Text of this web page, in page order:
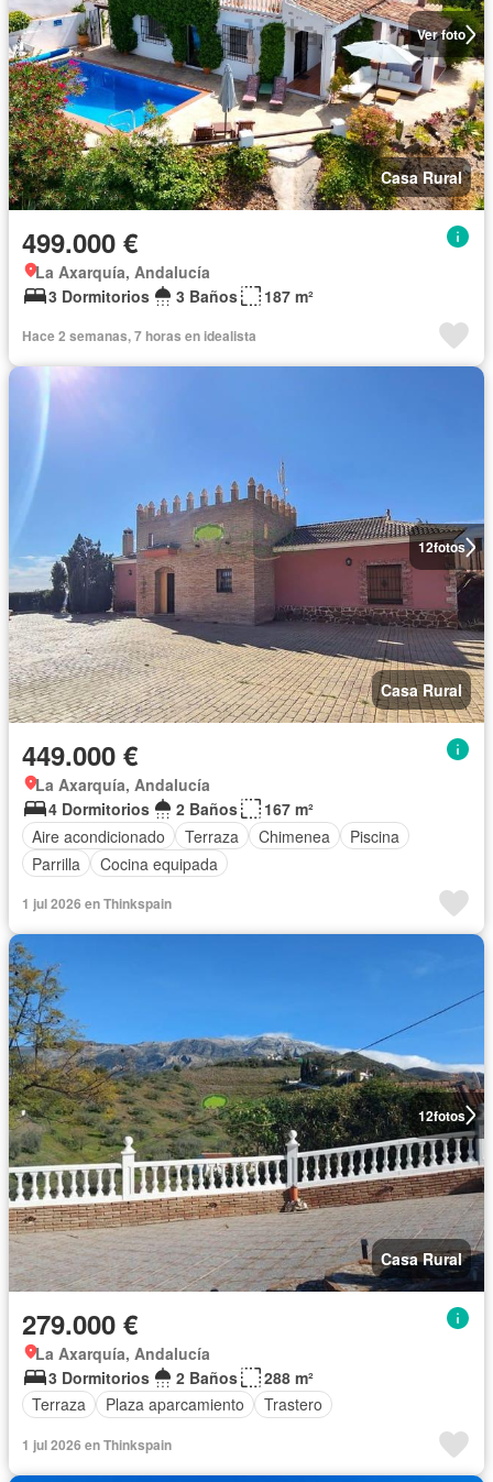
Ver foto
Casa Rural
499.000 €
La Axarquía, Andalucía
3 Dormitorios
3 Baños 187 m²
Hace 2 semanas, 7 horas en idealista
12fotos
Casa Rural
449.000 €
La Axarquía, Andalucía
4 Dormitorios
2 Baños
167 m²
Aire acondicionado
Terraza Chimenea
Piscina
Parrilla
Cocina equipada
1 jul 2026 en Thinkspain
12fotos
Casa Rural
279.000 €
La Axarquía, Andalucía
3 Dormitorios
2 Baños
288 m²
Terraza
Plaza aparcamiento Trastero
1 jul 2026 en Thinkspain